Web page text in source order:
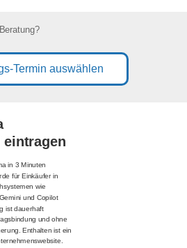
Termin auswählen
eintragen
in 3 Minuten
für Einkäufer in
wie
und Copilot
ist dauerhaft
und ohne
Enthalten ist ein